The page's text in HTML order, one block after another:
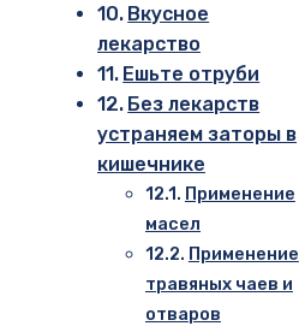
Вкусное
лекарство
Ешьте отруби
Без лекарств
устраняем заторы в
кишечнике
Применение
масел
Применение
травяных чаев и
отваров